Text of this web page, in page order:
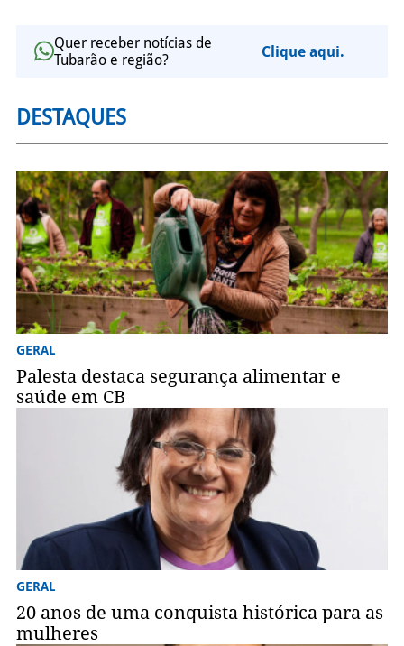
Quer receber notícias de
Tubarão e região?
Clique aqui.
DESTAQUES
GERAL
Palesta destaca segurança alimentar e
saúde em CB
GERAL
20 anos de uma conquista histórica para as
mulheres